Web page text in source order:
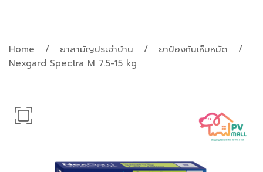
Home ยาสามัญประจำบ้าน
ยาป้องกันเห็บหมัด
Nexgard Spectra M 7.5-15 kg